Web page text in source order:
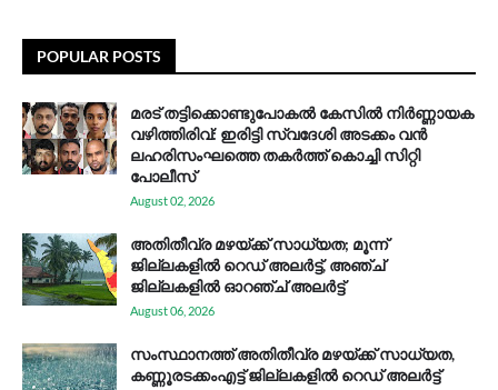
POPULAR POSTS
മരട് തട്ടിക്കൊണ്ടുപോകൽ കേസിൽ നിർണ്ണായക
വഴിത്തിരിവ്: ഇരിട്ടി സ്വദേശി അടക്കം വൻ
ലഹരിസംഘത്തെ തകർത്ത് കൊച്ചി സിറ്റി
പോലീസ്
August 02, 2026
അതിതീവ്ര മഴയ്ക്ക് സാധ്യത; മൂന്ന്
ജില്ലകളിൽ റെഡ് അലർട്ട്, അഞ്ച്
ജില്ലകളിൽ ഓറഞ്ച് അലർട്ട്
August 06, 2026
സം​സ്ഥാ​ന​ത്ത് അ​തി​തീ​വ്ര മ​ഴ​യ്ക്ക് സാ​ധ്യ​ത,
കണ്ണൂരടക്കംഎ​ട്ട് ജി​ല്ല​ക​ളി​ൽ റെ​ഡ് അ​ലർ​ട്ട്